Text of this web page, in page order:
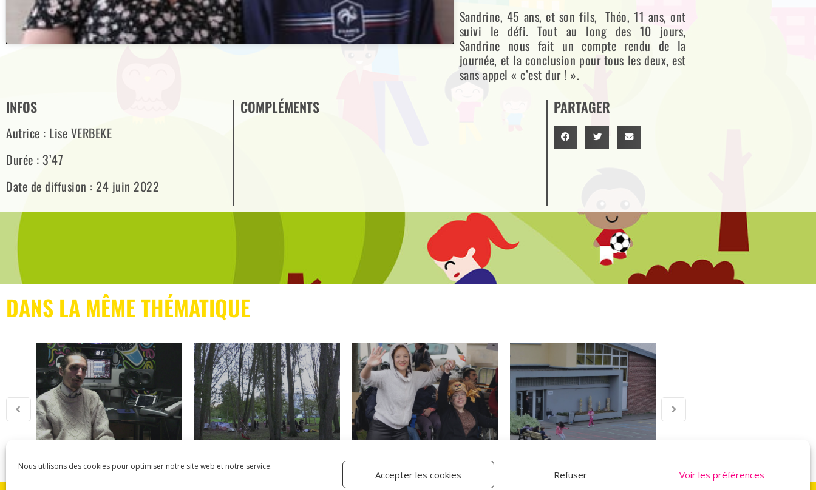
Nous utilisons des cookies pour optimiser notre site web et notre service.
Accepter les cookies Refuser Voir les préférences
Sandrine, 45 ans, et son fils, Théo, 11 ans, ont
suivi le défi. Tout au long des 10 jours,
Sandrine nous fait un compte rendu de la
journée, et la conclusion pour tous les deux, est
sans appel « c’est dur ! ».
INFOS
Autrice : Lise VERBEKE
Durée : 3’47
Date de diffusion : 24 juin 2022
COMPLÉMENTS PARTAGER
DANS LA MÊME THÉMATIQUE